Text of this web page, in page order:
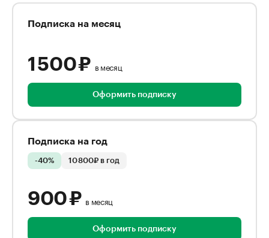
Подписка на месяц
1 500 ₽ в месяц
Оформить подписку
Подписка на год
-40% 10 800₽ в год
900 ₽ в месяц
Оформить подписку